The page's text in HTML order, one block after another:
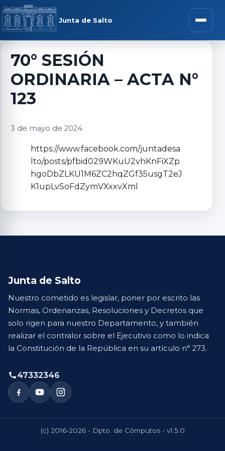
Saltar al contenido
Junta de Salto Abrir
menú
70° SESIÓN
ORDINARIA – ACTA N°
123
3 de mayo de 2024
https://www.facebook.com/juntadesa
lto/posts/pfbid029WKuU2vhKnFiXZp
hgoDbZLKU1M6ZC2hqZGf35usgT2eJ
K1upLvSoFdZymVXxxvXml
Junta de Salto
Nuestro cometido es legislar, poner por escrito las
Normas, Ordenanzas, Resoluciones y Decretos que
solo rigen para nuestro Departamento, y también
realizar el contralor sobre el Ejecutivo como lo indica
la Constitución de la República en su artículo n° 273.
47332346
(c) 2016-2026 - Dpto. de Cómputos - v1.5.0